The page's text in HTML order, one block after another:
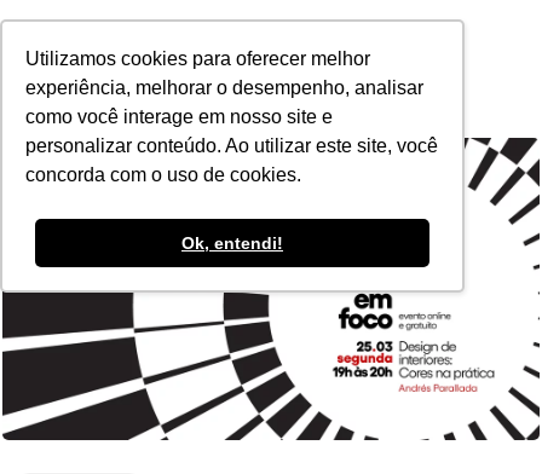
Utilizamos cookies para oferecer melhor
experiência, melhorar o desempenho, analisar
como você interage em nosso site e
personalizar conteúdo. Ao utilizar este site, você
concorda com o uso de cookies.
Ok, entendi!
POR